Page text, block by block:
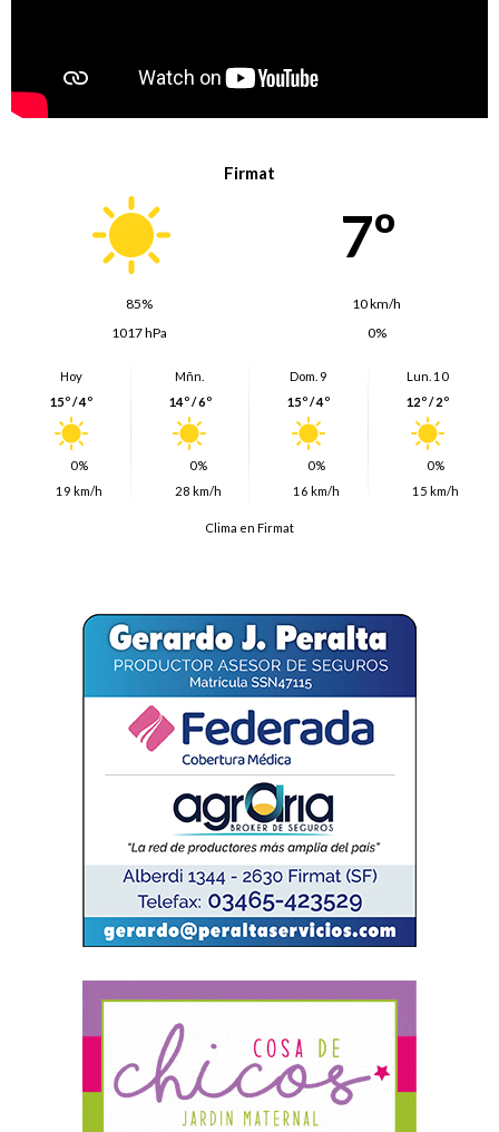
Firmat
7º
85%
10 km/h
1017 hPa
0%
Hoy
15º / 4º
0%
19 km/h
Mñn.
14º / 6º
0%
28 km/h
Dom. 9
15º / 4º
0%
16 km/h
Lun. 10
12º / 2º
0%
15 km/h
Clima en Firmat